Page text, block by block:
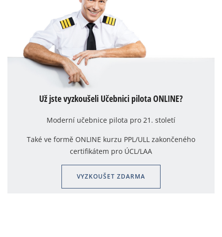
Už jste vyzkoušeli Učebnici pilota ONLINE?
Moderní učebnice pilota pro 21. století
Také ve formě ONLINE kurzu PPL/ULL zakončeného
certifikátem pro ÚCL/LAA
VYZKOUŠET ZDARMA